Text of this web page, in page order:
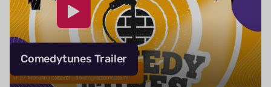
Comedytunes Trailer